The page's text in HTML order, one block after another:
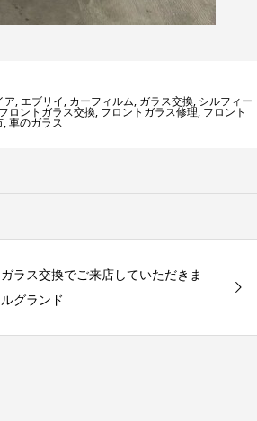
ア,エブリイ, カーフィルム, ガラス交換, シルフィー
フロントガラス交換, フロントガラス修理, フロント
,車のガラス
ラス交換でご来店していただきま
グランド